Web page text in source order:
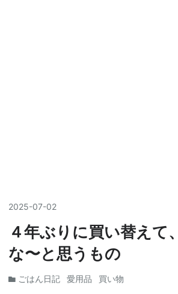
2025-07-02
４年ぶりに買い替えて
な〜と思うもの
ごはん日記 愛用品 買い物